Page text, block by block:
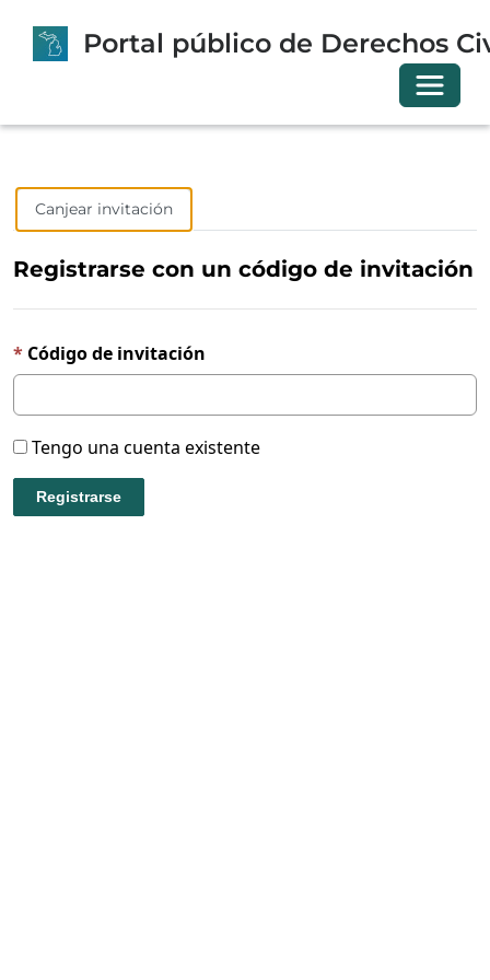
Portal público de Derechos
Canjear invitación
Registrarse con un código de invitación
Código de invitación
Tengo una cuenta existente
Registrarse